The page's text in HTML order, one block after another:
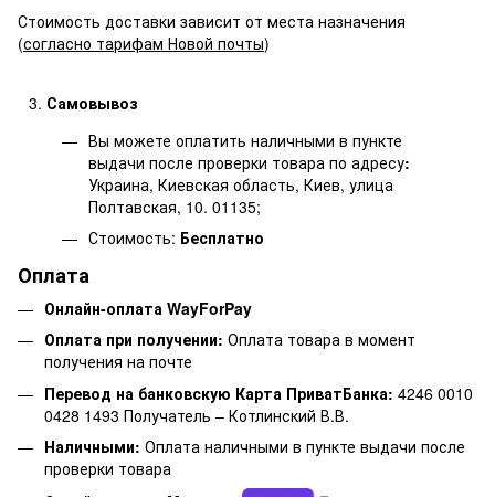
Стоимость доставки зависит от места назначения
(согласно тарифам Новой почты)
Самовывоз
Вы можете оплатить наличными в пункте
выдачи после проверки товара по адресу:
Украина, Киевская область, Киев, улица
Полтавская, 10. 01135;
Стоимость: Бесплатно
Оплата
Онлайн-оплата WayForPay
Оплата при получении: Оплата товара в момент
получения на почте
Перевод на банковскую Карта ПриватБанка: 4246 0010
0428 1493 Получатель – Котлинский В.В.
Наличными: Оплата наличными в пункте выдачи после
проверки товара